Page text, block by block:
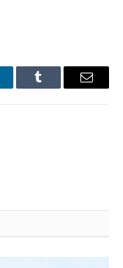
Tumblr Email